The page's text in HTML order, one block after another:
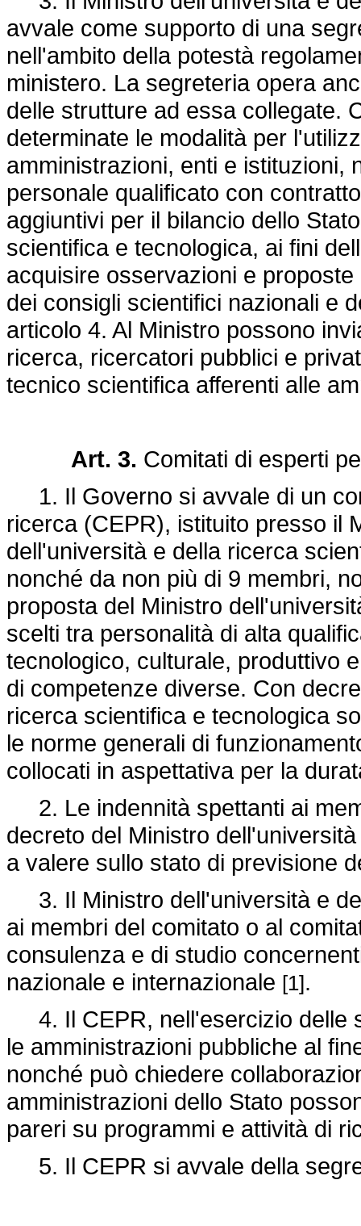
avvale come supporto di una
nell'ambito della potestà
ministero. La segreteria opera
delle strutture ad essa collegate.
determinate le modalità per
amministrazioni, enti e istituzioni,
personale qualificato con
aggiuntivi per il bilancio dello
scientifica e tecnologica, ai fini
acquisire osservazioni e
dei consigli scientifici nazionali e
articolo 4. Al Ministro possono
ricerca, ricercatori pubblici e
tecnico scientifica afferenti alle
Art. 3. Comitati di esperti
1. Il Governo si avvale di un
ricerca (CEPR), istituito presso il
dell'università e della ricerca
nonché da non più di 9 membri,
proposta del Ministro
scelti tra personalità di alta
tecnologico, culturale, produttivo
di competenze diverse. Con
ricerca scientifica e tecnologica
le norme generali di
collocati in aspettativa per la
2. Le indennità spettanti ai
decreto del Ministro
a valere sullo stato di previsione
3. Il Ministro dell'università e
ai membri del comitato o al
consulenza e di studio
nazionale e internazionale [1].
4. Il CEPR, nell'esercizio delle
le amministrazioni pubbliche al
nonché può chiedere
amministrazioni dello Stato
pareri su programmi e attività di
5. Il CEPR si avvale della